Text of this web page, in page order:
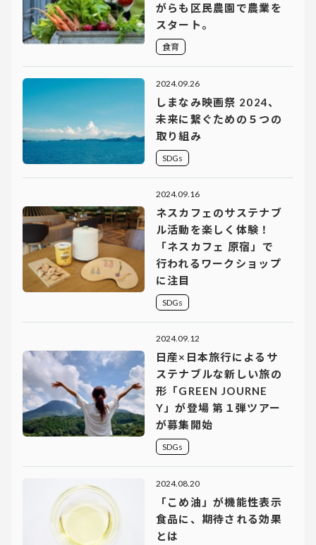
がらも区民農園で農業を
スタート。
食育
2024.09.26
しまなみ映画祭 2024、
未来に繋ぐための５つの
取り組み
SDGs
2024.09.16
ネスカフェのサステナブ
ル活動を楽しく体験！
「ネスカフェ 原宿」で
行われるワークショップ
に注目
SDGs
2024.09.12
日産×日本旅行によるサ
ステナブルな新しい旅の
形「GREEN JOURNE
Y」が登場 第１弾ツアー
が募集開始
SDGs
2024.08.20
「こめ油」が機能性表示
食品に、期待される効果
とは